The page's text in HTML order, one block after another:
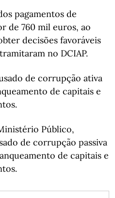
pagamentos de
de 760 mil euros, ao
decisões favoráveis
no DCIAP.
de corrupção ativa
de capitais e
Público,
de corrupção passiva
de capitais e